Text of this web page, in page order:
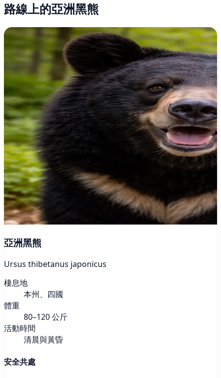
路線上的亞洲黑熊
亞洲黑熊
Ursus thibetanus japonicus
棲息地
本州、四國
體重
80–120 公斤
活動時間
清晨與黃昏
安全共處